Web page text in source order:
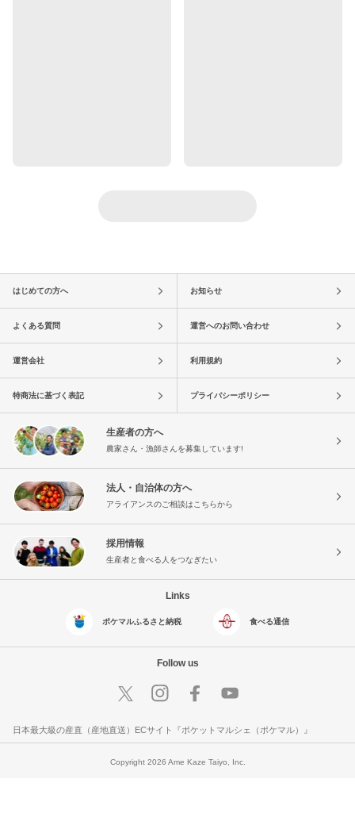
はじめての方へ お知らせ
よくある質問 運営へのお問い合わせ
運営会社 利用規約
特商法に基づく表記 プライバシーポリシー
生産者の方へ
農家さん・漁師さんを募集しています!
法人・自治体の方へ
アライアンスのご相談はこちらから
採用情報
生産者と食べる人をつなぎたい
Links
ポケマルふるさと納税 食べる通信
Follow us
日本最大級の産直（産地直送）ECサイト『ポケットマルシェ（ポケマル）』
Copyright 2026 Ame Kaze Taiyo, Inc.